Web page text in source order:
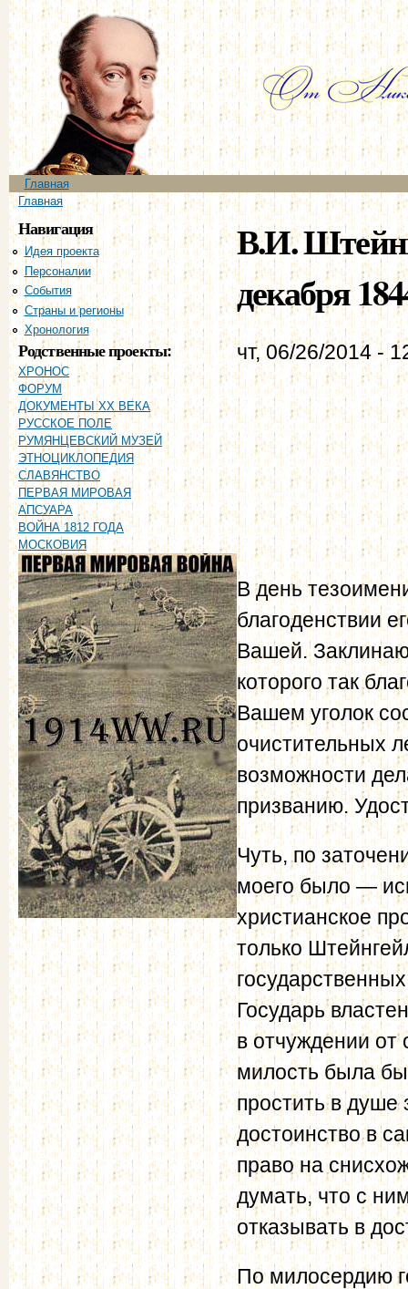
Главное меню
Главная
Вы здесь
Главная
Навигация
Идея проекта
Персоналии
События
Страны и регионы
Хронология
Родственные проекты:
ХРОНОС
ФОРУМ
ДОКУМЕНТЫ XX ВЕКА
РУССКОЕ ПОЛЕ
РУМЯНЦЕВСКИЙ МУЗЕЙ
ЭТНОЦИКЛОПЕДИЯ
СЛАВЯНСТВО
ПЕРВАЯ МИРОВАЯ
АПСУАРА
ВОЙНА 1812 ГОДА
МОСКОВИЯ
В.И.
декабря
чт, 06/26/2014 -
В день
благоденствии
Вашей.
которого так
Вашем уголок
очистительных
возможности
призванию.
Чуть, по
моего было —
христианское
только
Государь
в отчуждении от
милость была
простить в душе
достоинство в
право на
думать, что с
отказывать в
По милосердию